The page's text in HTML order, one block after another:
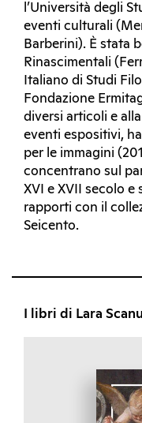
l’Università degli
eventi culturali
Barberini). È stata
Rinascimentali
Italiano di Studi
Fondazione
diversi articoli e
eventi espositivi,
per le immagini
concentrano sul
XVI e XVII secolo e
rapporti con il
Seicento.
I libri di Lara Scanu